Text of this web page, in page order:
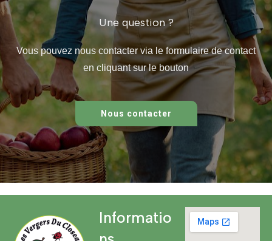
Une question ?
Vous pouvez nous contacter via le formulaire de contact
en cliquant sur le bouton
Nous contacter
Informatio